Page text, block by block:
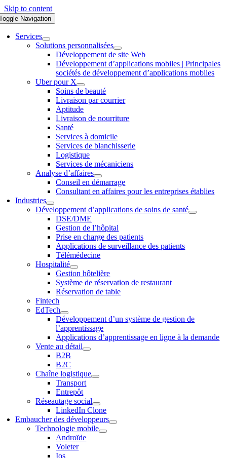
Skip to content
Navigation
Services
Solutions personnalisées
Développement de site Web
Développement d’applications mobiles | Principales
sociétés de développement d’applications mobiles
Uber pour X
Soins de beauté
Livraison par courrier
Aptitude
Livraison de nourriture
Santé
Services à domicile
Services de blanchisserie
Logistique
Services de mécaniciens
Analyse d’affaires
Conseil en démarrage
Consultant en affaires pour les entreprises établies
Industries
Développement d’applications de soins de santé
DSE/DME
Gestion de l’hôpital
Prise en charge des patients
Applications de surveillance des patients
Télémédecine
Hospitalité
Gestion hôtelière
Système de réservation de restaurant
Réservation de table
Fintech
EdTech
Développement d’un système de gestion de
l’apprentissage
Applications d’apprentissage en ligne à la demande
Vente au détail
B2B
B2C
Chaîne logistique
Transport
Entrepôt
Réseautage social
LinkedIn Clone
Embaucher des développeurs
Technologie mobile
Androïde
Voleter
Ios